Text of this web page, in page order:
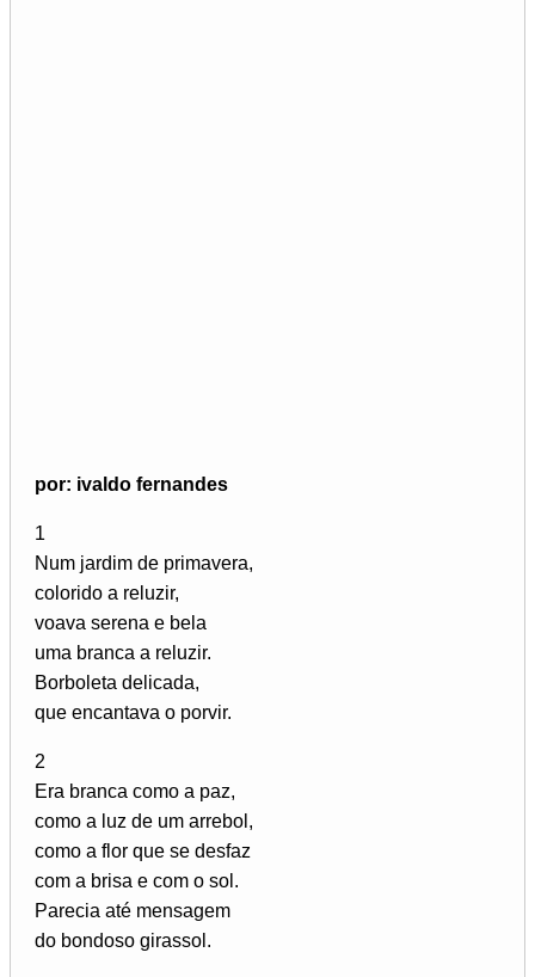
por: ivaldo fernandes
1
Num jardim de primavera,
colorido a reluzir,
voava serena e bela
uma branca a reluzir.
Borboleta delicada,
que encantava o porvir.
2
Era branca como a paz,
como a luz de um arrebol,
como a flor que se desfaz
com a brisa e com o sol.
Parecia até mensagem
do bondoso girassol.